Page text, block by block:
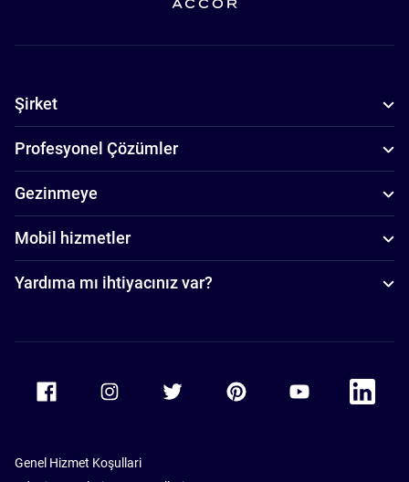
Şirket
Profesyonel Çözümler
Gezinmeye
Mobil hizmetler
Yardıma mı ihtiyacınız var?
Accor Facebook Accor TwitterAccor PinterestAccor Youtube
Accor
Genel Hizmet Koşullari